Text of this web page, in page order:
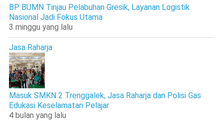
BP BUMN Tinjau Pelabuhan Gresik, Layanan Logistik
Nasional Jadi Fokus Utama
3 minggu yang lalu
Jasa Raharja
Masuk SMKN 2 Trenggalek, Jasa Raharja dan Polisi Gas
Edukasi Keselamatan Pelajar
4 bulan yang lalu